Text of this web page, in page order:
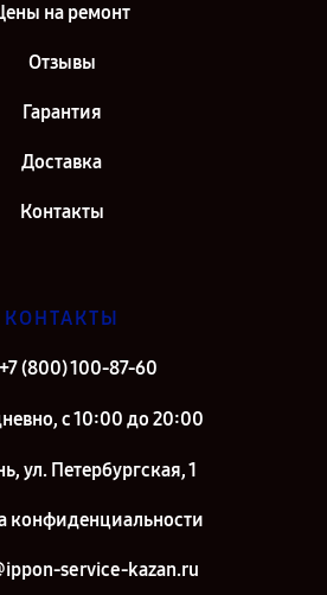
питания IPPON Smart Power
на ремонт
Отзывы
Гарантия
Доставка
Контакты
КОНТАКТЫ
+7 (800) 100-87-60
с 10:00 до 20:00
ул. Петербургская, 1
конфиденциальности
service-kazan.ru